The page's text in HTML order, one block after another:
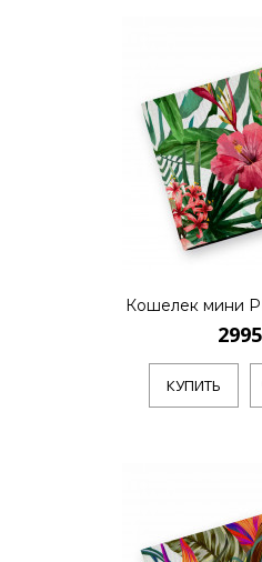
..
КУПИТЬ
2995р.
Кошелек мини
КУПИТЬ